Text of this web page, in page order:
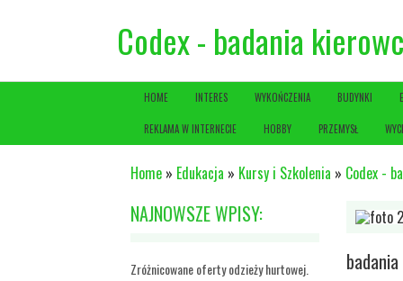
Codex - badania
HOME INTERES WYKOŃCZENIA BUDYNKI
REKLAMA W INTERNECIE HOBBY PRZEMYSŁ
Home » Edukacja » Kursy i Szkolenia » Codex -
NAJNOWSZE WPISY:
Zróżnicowane oferty odzieży hurtowej.